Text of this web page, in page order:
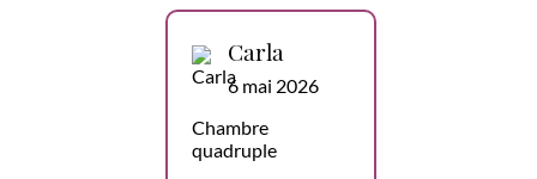
Carla
6 mai 2026
Chambre
quadruple